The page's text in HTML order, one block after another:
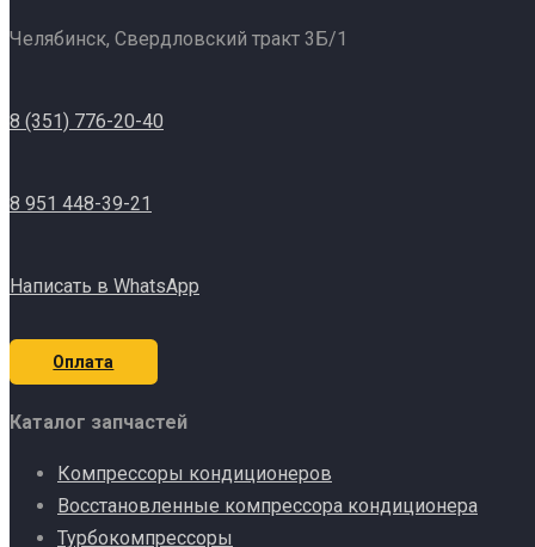
Челябинск, Свердловский тракт 3Б/1
8 (351) 776-20-40
8 951 448-39-21
Написать в WhatsApp
Оплата
Каталог запчастей
Компрессоры кондиционеров
Восстановленные компрессора кондиционера
Турбокомпрессоры